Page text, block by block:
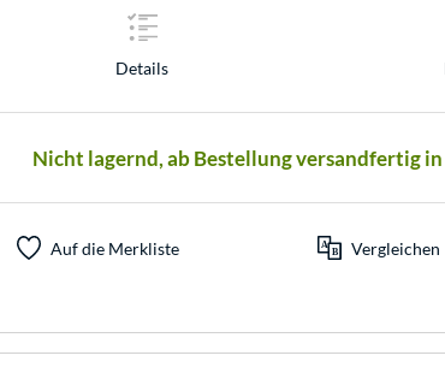
Details
Nicht lagernd, ab Bestellung versandfertig
Auf die Merkliste Vergleichen